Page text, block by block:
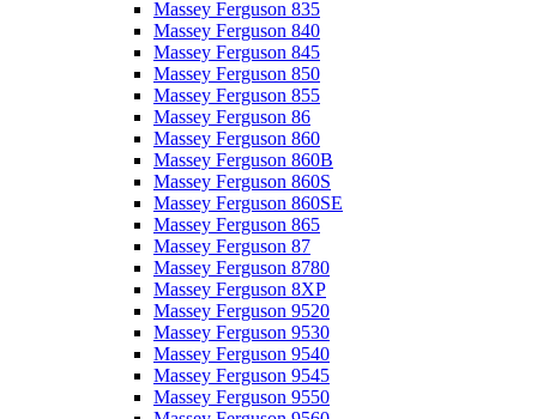
Massey Ferguson 835
Massey Ferguson 840
Massey Ferguson 845
Massey Ferguson 850
Massey Ferguson 855
Massey Ferguson 86
Massey Ferguson 860
Massey Ferguson 860B
Massey Ferguson 860S
Massey Ferguson 860SE
Massey Ferguson 865
Massey Ferguson 87
Massey Ferguson 8780
Massey Ferguson 8XP
Massey Ferguson 9520
Massey Ferguson 9530
Massey Ferguson 9540
Massey Ferguson 9545
Massey Ferguson 9550